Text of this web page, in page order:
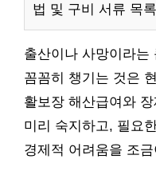
법 및 구비 서류 목
출산이나 사망이라는
꼼꼼히 챙기는 것은
활보장 해산급여와
미리 숙지하고, 필요
경제적 어려움을 조